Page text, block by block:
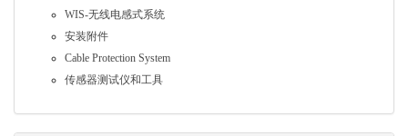
WIS-无线电感式系统
安装附件
Cable Protection System
传感器测试仪和工具